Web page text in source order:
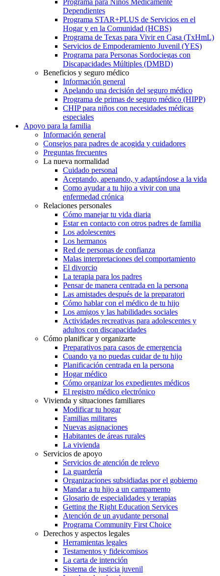
Dependientes
Programa STAR+PLUS de Servicios en el
Hogar y en la Comunidad (HCBS)
Programa de Texas para Vivir en Casa (TxHmL)
Servicios de Empoderamiento Juvenil (YES)
Programa para Personas Sordociegas con
Discapacidades Múltiples (DMBD)
Beneficios y seguro médico
Información general
Apelando una decisión del seguro médico
Programa de primas de seguro médico (HIPP)
CHIP para niños con necesidades médicas
especiales
Apoyo para la familia
Información general
Consejos para padres de acogida y cuidadores
Preguntas frecuentes
La nueva normalidad
Cuidado personal
Aceptando, apenando, y adaptándose a la vida
Como ayudar a tu hijo a vivir con una
enfermedad crónica
Relaciones personales
Cómo manejar tu vida diaria
Estar en contacto con otros padres de familia
Los adolescentes
Los hermanos
Red de personas de confianza
Malas interpretaciones del comportamiento
El divorcio
La terapia para los padres
Pensar de manera centrada en la persona
Las amistades después de la preparatori
Cómo hablar con el médico de tu hijo
Los amigos y las habilidades sociales
Actividades recreativas para adolescentes y
adultos con discapacidades
Cómo planificar y organizarte
Preparativos para casos de emergencia
Cuando ya no puedas cuidar de tu hijo
Planificación centrada en la persona
Hogar médico
Cómo organizar los expedientes médicos
El registro médico electrónico
Vivienda y situaciones familiares
Modificar tu hogar
Familias militares
Nuevas asignaciones
Habitantes de áreas rurales
La vivienda
Servicios de apoyo
Servicios de atención de relevo
La guardería
Organizaciones subsidiadas por el gobierno
Mandar a tu hijo a un campamento
Glosario de especialidades y terapias
Getting the Right Education Services
Atención de un ayudante personal
Programa Community First Choice
Derechos y aspectos legales
Herramientas legales
Testamentos y fideicomisos
La carta de intención
Sistema de justicia juvenil